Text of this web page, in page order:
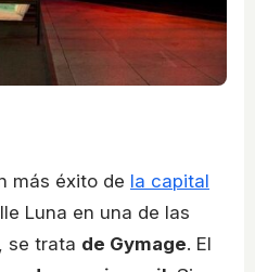
más éxito de la capital
Luna en una de las
se trata de Gymage. El